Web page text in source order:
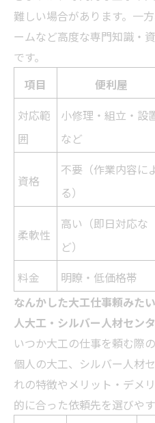
難しい場合があります。一
ームなど高度な専門知識・
です。
項目
便利屋
対応範
囲
小修理・組立・設
など
資格
不要（作業内容に
る）
柔軟性
高い（即日対応な
ど）
料金
明瞭・低価格帯
なんかした大工仕事頼みた
人大工・シルバー人材セン
いつか大工の仕事を頼む際
個人の大工、シルバー人材
れの特徴やメリット・デメ
的に合った依頼先を選びやす